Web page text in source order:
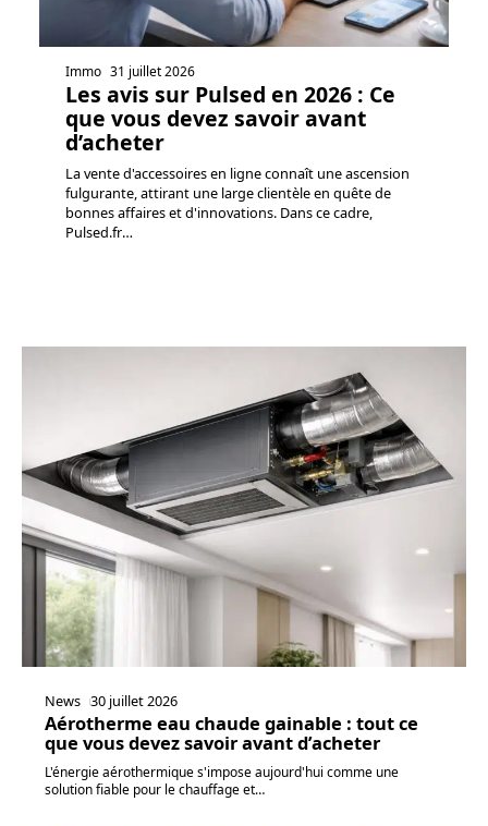
Immo 31 juillet 2026
Les avis sur Pulsed en 2026 : Ce
que vous devez savoir avant
d’acheter
La vente d'accessoires en ligne connaît une ascension
fulgurante, attirant une large clientèle en quête de
bonnes affaires et d'innovations. Dans ce cadre,
Pulsed.fr…
News 30 juillet 2026
Aérotherme eau chaude gainable : tout ce
que vous devez savoir avant d’acheter
L'énergie aérothermique s'impose aujourd'hui comme une
solution fiable pour le chauffage et…